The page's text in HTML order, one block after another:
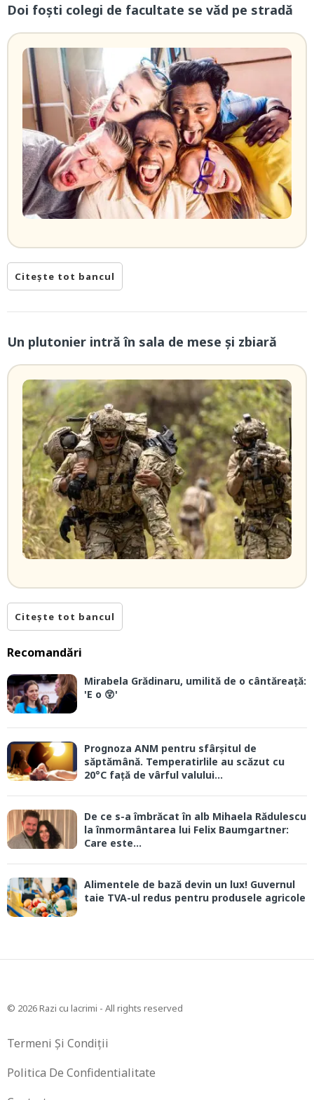
Doi foști colegi de facultate se văd pe stradă
Citește tot bancul
Un plutonier intră în sala de mese şi zbiară
Citește tot bancul
Recomandări
Mirabela Grădinaru, umilită de o cântăreață:
'E o 😲'
Prognoza ANM pentru sfârșitul de
săptămână. Temperatirlile au scăzut cu
20°C față de vârful valului...
De ce s-a îmbrăcat în alb Mihaela Rădulescu
la înmormântarea lui Felix Baumgartner:
Care este...
Alimentele de bază devin un lux! Guvernul
taie TVA-ul redus pentru produsele agricole
© 2026 Razi cu lacrimi - All rights reserved
Termeni Și Condiții
Politica De Confidentialitate